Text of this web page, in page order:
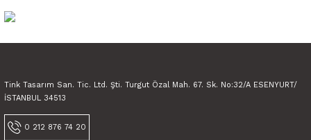
Tink Tasarım San. Tic. Ltd. Şti. Turgut Özal Mah. 67. Sk. No:32/A ESENYURT/
İSTANBUL 34513
0 212 876 74 20